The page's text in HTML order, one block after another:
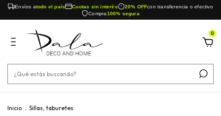
Envíos atodo el país Cuotas sin interés 20% OFFcon transferencia o efectivo
Compra100% segura
0
Inicio . Sillas, taburetes